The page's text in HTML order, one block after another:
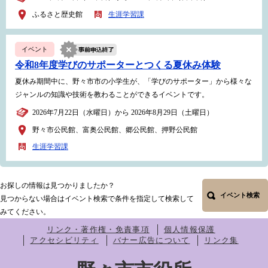
ふるさと歴史館 生涯学習課
イベント
令和8年度学びのサポーターとつくる夏休み体験
夏休み期間中に、野々市市の小学生が、「学びのサポーター」から様々な
ジャンルの知識や技術を教わることができるイベントです。
2026年7月22日（水曜日）から 2026年8月29日（土曜日）
野々市公民館、富奥公民館、郷公民館、押野公民館
生涯学習課
お探しの情報は見つかりましたか？
見つからない場合はイベント検索で条件を指定して検索して
みてください。
イベント検索
リンク・著作権・免責事項
個人情報保護
アクセシビリティ
バナー広告について リンク集